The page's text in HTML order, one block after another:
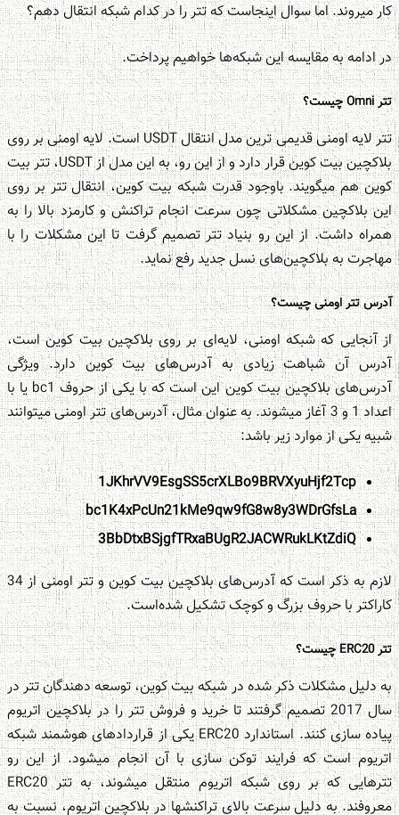
کار می‏روند. اما سوال اینجاست که تتر را در کدام شبکه انتقال دهم؟
در ادامه به مقایسه این شبکه‌ها خواهیم پرداخت.
تتر Omni چیست؟
تتر لایه اومنی قدیمی ترین مدل انتقال USDT است. لایه اومنی بر روی
بلاکچین بیت کوین قرار دارد و از این رو، به این مدل از USDT، تتر بیت
کوین هم می‎گویند. باوجود قدرت شبکه بیت کوین، انتقال تتر بر روی
این بلاکچین مشکلاتی چون سرعت انجام تراکنش و کارمزد بالا را به
همراه داشت. از این رو بنیاد تتر تصمیم گرفت تا این مشکلات را با
مهاجرت به بلاکچین‌های نسل جدید رفع نماید.
آدرس تتر اومنی چیست؟
از آنجایی که شبکه اومنی، لایه‌ای بر روی بلاکچین بیت کوین است،
آدرس آن شباهت زیادی به آدرس‌های بیت کوین دارد. ویژگی
آدرس‌های بلاکچین بیت کوین این است که با یکی از حروف bc1 یا با
اعداد 1 و 3 آغاز می‎شوند. به عنوان مثال، آدرس‌های تتر اومنی میتوانند
شبیه یکی از موارد زیر باشد:
1JKhrVV9EsgSS5crXLBo9BRVXyuHjf2Tcp
bc1K4xPcUn21kMe9qw9fG8w8y3WDrGfsLa
3BbDtxBSjgfTRxaBUgR2JACWRukLKtZdiQ
لازم به ذکر است که آدرس‌های بلاکچین بیت کوین و تتر اومنی از 34
کاراکتر با حروف بزرگ و کوچک تشکیل شده‌است.
تتر ERC20 چیست؟
به دلیل مشکلات ذکر شده در شبکه بیت کوین، توسعه دهندگان تتر در
سال 2017 تصمیم گرفتند تا خرید و فروش تتر را در بلاکچین اتریوم
پیاده سازی کنند. استاندارد ERC20 یکی از قراردادهای هوشمند شبکه
اتریوم است که فرایند توکن سازی با آن انجام می‏شود. از این رو
تترهایی که بر روی شبکه اتریوم منتقل می‎شوند، به تتر ERC20
معروفند. به دلیل سرعت بالای تراکنش‎ها در بلاکچین اتریوم، نسبت به